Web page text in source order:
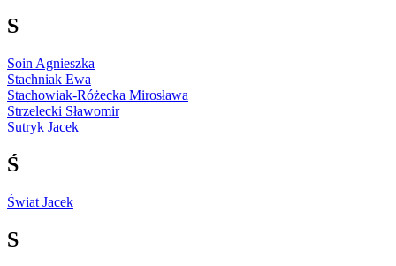
S
Soin Agnieszka
Stachniak Ewa
Stachowiak-Różecka Mirosława
Strzelecki Sławomir
Sutryk Jacek
Ś
Świat Jacek
S